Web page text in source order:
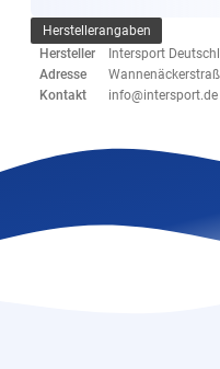
Herstellerangaben
Hersteller
Intersport
Adresse
Kontakt
info@intersport.de